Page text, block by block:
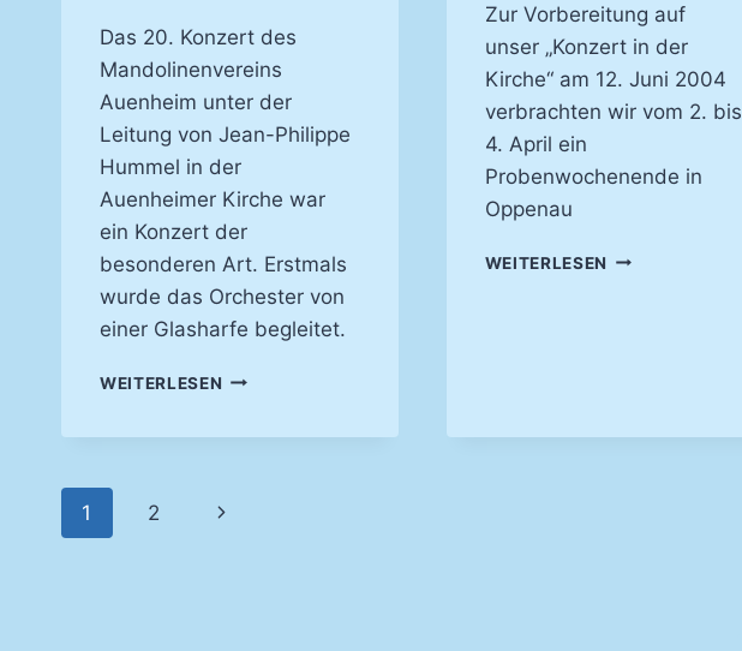
Das 20. Konzert des
Mandolinenvereins
Auenheim unter der
Leitung von Jean-Philippe
Hummel in der
Auenheimer Kirche war
ein Konzert der
besonderen Art. Erstmals
wurde das Orchester von
einer Glasharfe begleitet.
WEITERLESEN EIN
Zur Vorbereitung auf
unser „Konzert in der
Kirche“ am 12. Juni 2004
verbrachten wir vom 2. bis
4. April ein
Probenwochenende in
Oppenau
WEITERLESEN DER
Seitennavigation
1 2
Nächste